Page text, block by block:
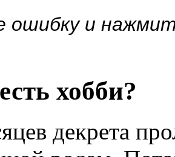
ошибку и
хобби?
декрета